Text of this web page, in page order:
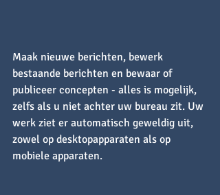
Maak nieuwe berichten, bewerk
bestaande berichten en bewaar of
publiceer concepten - alles is mogelijk,
zelfs als u niet achter uw bureau zit. Uw
werk ziet er automatisch geweldig uit,
zowel op desktopapparaten als op
mobiele apparaten.